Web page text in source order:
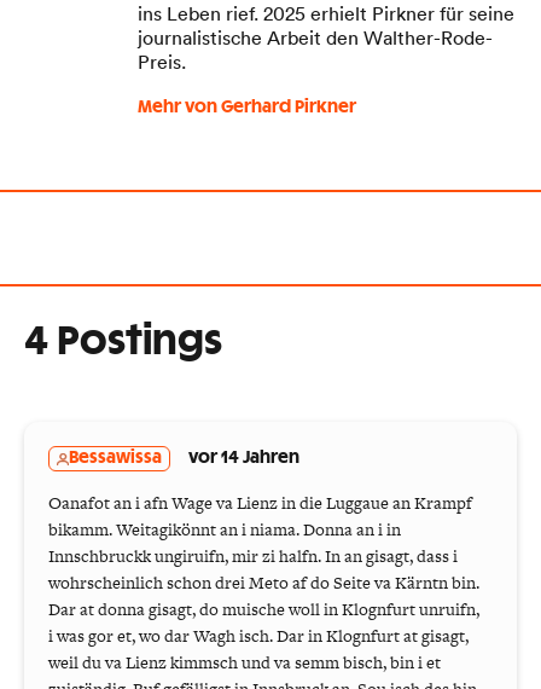
ins Leben rief. 2025 erhielt Pirkner für seine
journalistische Arbeit den Walther-Rode-
Preis.
Mehr von Gerhard Pirkner
4 Postings
Bessawissa vor 14 Jahren
Oanafot an i afn Wage va Lienz in die Luggaue an Krampf
bikamm. Weitagikönnt an i niama. Donna an i in
Innschbruckk ungiruifn, mir zi halfn. In an gisagt, dass i
wohrscheinlich schon drei Meto af do Seite va Kärntn bin.
Dar at donna gisagt, do muische woll in Klognfurt unruifn,
i was gor et, wo dar Wagh isch. Dar in Klognfurt at gisagt,
weil du va Lienz kimmsch und va semm bisch, bin i et